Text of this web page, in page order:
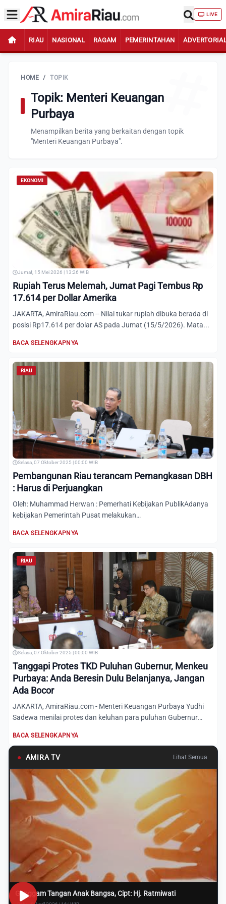
LIVE
RIAU NASIONAL RAGAM PEMERINTAHAN
HOME / TOPIK
Topik: Menteri Keuangan
Purbaya
Menampilkan berita yang berkaitan dengan topik
"Menteri Keuangan Purbaya".
EKONOMI
Jumat, 15 Mei 2026 | 13:26 WIB
Rupiah Terus Melemah, Jumat Pagi Tembus Rp
17.614 per Dollar Amerika
JAKARTA, AmiraRiau.com -- Nilai tukar rupiah dibuka berada di
posisi Rp17.614 per dolar AS pada Jumat (15/5/2026). Mata...
BACA SELENGKAPNYA
RIAU
Selasa, 07 Oktober 2025 | 00:00 WIB
Pembangunan Riau terancam Pemangkasan DBH
: Harus di Perjuangkan
Oleh: Muhammad Herwan : Pemerhati Kebijakan PublikAdanya
kebijakan Pemerintah Pusat melakukan
BACA SELENGKAPNYA
RIAU
Selasa, 07 Oktober 2025 | 00:00 WIB
Tanggapi Protes TKD Puluhan Gubernur, Menkeu
Purbaya: Anda Beresin Dulu Belanjanya, Jangan
Ada Bocor
JAKARTA, AmiraRiau.com - Menteri Keuangan Purbaya Yudhi
Sadewa menilai protes dan keluhan para puluhan Gubernur
BACA SELENGKAPNYA
● AMIRA TV Lihat Semua
Genggam Tangan Anak Bangsa, Cipt: Hj. Ratmiwati